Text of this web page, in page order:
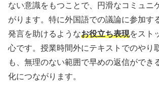
ない意識をもつことで、円滑なコミュニ
がります。特に外国語での議論に参加す
発言を助けるようなお役立ち表現をスト
心です。授業時間外にテキストでのやり
も、無理のない範囲で早めの返信ができ
化につながります。